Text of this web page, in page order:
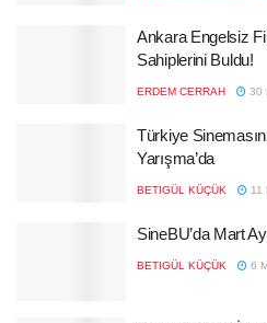
Ankara Engelsiz
Sahiplerini Buldu!
ERDEM CERRAH 30
Türkiye
Yarışma’da
BETIGÜL KÜÇÜK 11
SineBU’da Mart
BETIGÜL KÜÇÜK 6